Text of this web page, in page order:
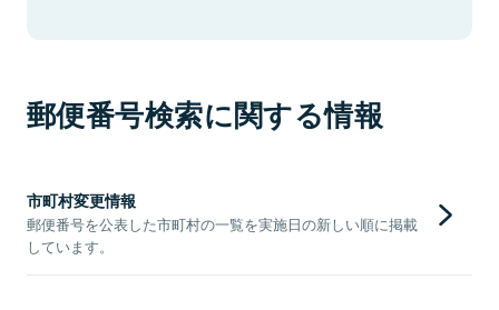
郵便番号検索に関する情報
市町村変更情報
郵便番号を公表した市町村の一覧を実施日の新しい順に掲載
しています。